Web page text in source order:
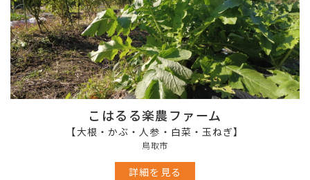
こはるる楽農ファーム
【大根・かぶ・人参・白菜・玉ねぎ】
鳥取市
詳細を見る